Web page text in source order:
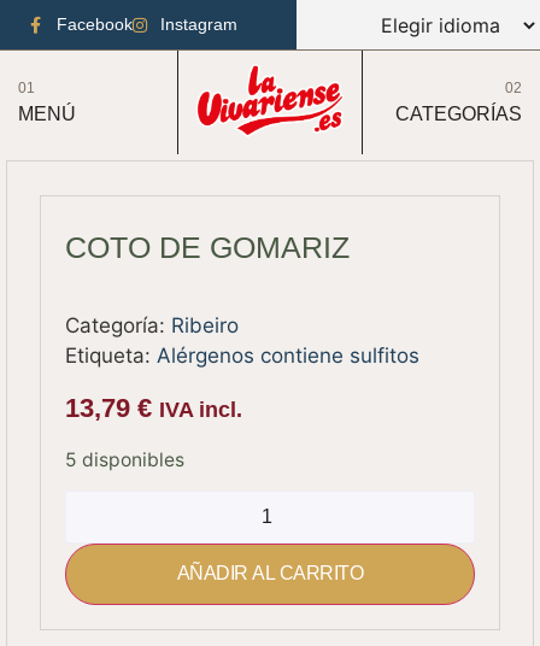
Facebook Instagram
01
MENÚ
02
CATEGORÍAS
COTO DE GOMARIZ
Categoría: Ribeiro
Etiqueta: Alérgenos contiene sulfitos
13,79€ IVA incl.
5 disponibles
AÑADIR AL CARRITO